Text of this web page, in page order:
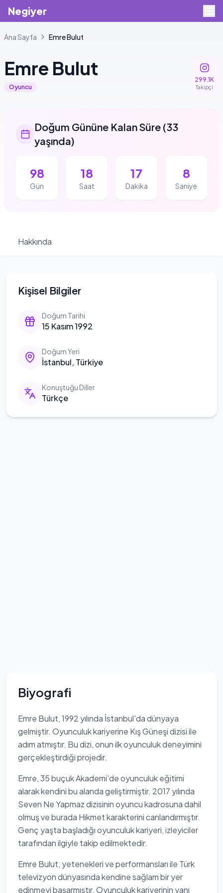
Negiyer
Ana Sayfa EmreBulut
Emre Bulut
Oyuncu
299.1K
Takipçi
Doğum Gününe Kalan Süre (33
yaşında)
98
Gün
18
Saat
17
Dakika
8
Saniye
Hakkında
Kişisel Bilgiler
Doğum Tarihi
15 Kasım 1992
Doğum Yeri
İstanbul, Türkiye
Konuştuğu Diller
Türkçe
Biyografi
Emre Bulut, 1992 yılında İstanbul'da dünyaya
gelmiştir. Oyunculuk kariyerine Kış Güneşi dizisi ile
adım atmıştır. Bu dizi, onun ilk oyunculuk deneyimini
gerçekleştirdiği projedir.
Emre, 35 buçuk Akademi'de oyunculuk eğitimi
alarak kendini bu alanda geliştirmiştir. 2017 yılında
Seven Ne Yapmaz dizisinin oyuncu kadrosuna dahil
olmuş ve burada Hikmet karakterini canlandırmıştır.
Genç yaşta başladığı oyunculuk kariyeri, izleyiciler
tarafından ilgiyle takip edilmektedir.
Emre Bulut, yetenekleri ve performansları ile Türk
televizyon dünyasında kendine sağlam bir yer
edinmeyi başarmıştır. Oyunculuk kariyerinin yanı